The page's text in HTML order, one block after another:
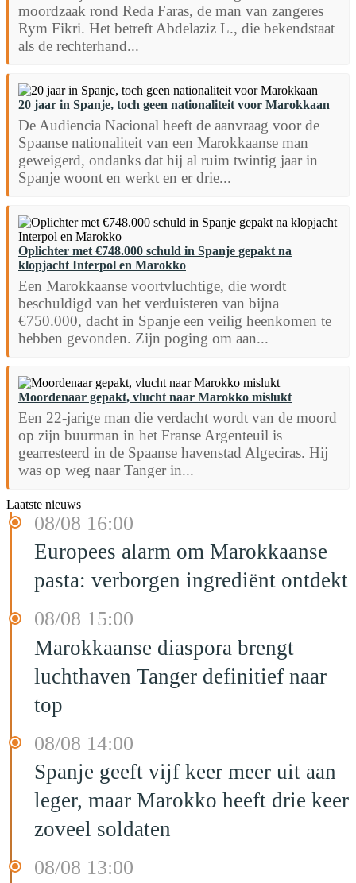
moordzaak rond Reda Faras, de man van zangeres
Rym Fikri. Het betreft Abdelaziz L., die bekendstaat
als de rechterhand...
20 jaar in Spanje, toch geen nationaliteit voor Marokkaan
De Audiencia Nacional heeft de aanvraag voor de
Spaanse nationaliteit van een Marokkaanse man
geweigerd, ondanks dat hij al ruim twintig jaar in
Spanje woont en werkt en er drie...
Oplichter met €748.000 schuld in Spanje gepakt na
klopjacht Interpol en Marokko
Een Marokkaanse voortvluchtige, die wordt
beschuldigd van het verduisteren van bijna
€750.000, dacht in Spanje een veilig heenkomen te
hebben gevonden. Zijn poging om aan...
Moordenaar gepakt, vlucht naar Marokko mislukt
Een 22-jarige man die verdacht wordt van de moord
op zijn buurman in het Franse Argenteuil is
gearresteerd in de Spaanse havenstad Algeciras. Hij
was op weg naar Tanger in...
Laatste nieuws
08/08 16:00
Europees alarm om Marokkaanse
pasta: verborgen ingrediënt ontdekt
08/08 15:00
Marokkaanse diaspora brengt
luchthaven Tanger definitief naar
top
08/08 14:00
Spanje geeft vijf keer meer uit aan
leger, maar Marokko heeft drie keer
zoveel soldaten
08/08 13:00